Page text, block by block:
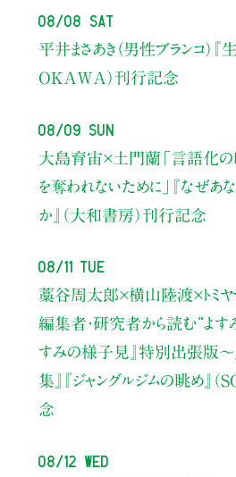
08/08 Sat
平井まさあき（男性ブランコ）
『
OKAWA）刊行記念
08/09 Sun
大島育宙×土門蘭 「言語化
を奪われないために」
『なぜあ
か』（大和書房）刊行記念
08/11 Tue
藁谷周太郎×横山陸渡×トミヤ
編集者・研究者から読む“よす
すみの様子見』特別出張版〜」
集』『ジャングルジムの眺め』
念
08/12 Wed